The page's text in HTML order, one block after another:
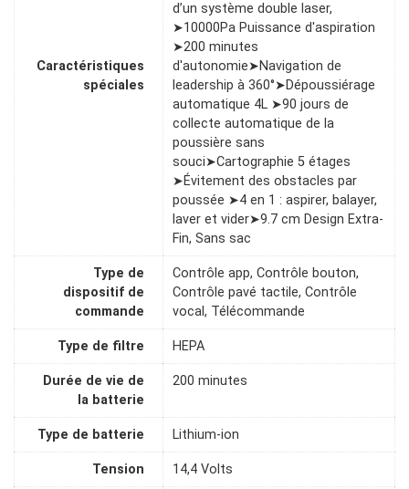
Caractéristiques
spéciales
d’un système double laser,
➤10000Pa Puissance d'aspiration
➤200 minutes
d'autonomie➤Navigation de
leadership à 360°➤Dépoussiérage
automatique 4L ➤90 jours de
collecte automatique de la
poussière sans
souci➤Cartographie 5 étages
➤Évitement des obstacles par
poussée ➤4 en 1 : aspirer, balayer,
laver et vider➤9.7 cm Design Extra-
Fin, Sans sac
Type de
dispositif de
commande
Contrôle app, Contrôle bouton,
Contrôle pavé tactile, Contrôle
vocal, Télécommande
Type de filtre HEPA
Durée de vie de
la batterie
200 minutes
Type de batterie Lithium-ion
Tension 14,4 Volts